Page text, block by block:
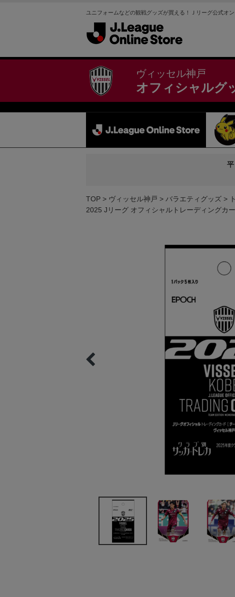
ユニフォームなどの観戦グッズが買える！Ｊリーグ公式オ
ヴィッセル神戸
オフィシャルグ
TOP ヴィッセル神戸 バラエティグッズ
2025 Jリーグ オフィシャルトレーディングカ